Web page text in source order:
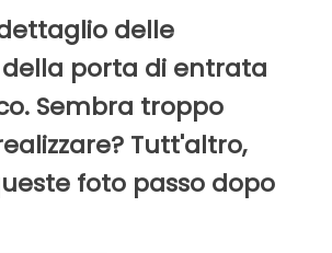
delle
porta di entrata
Sembra troppo
Tutt'altro,
foto passo dopo